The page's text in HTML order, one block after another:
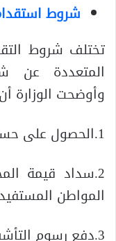
شروط
تختلف شروط
المتعددة عن
وأوضحت الوزارة
1.الحصول على حساب على
2.سداد قيمة
المواطن
3.دفع رسوم التأشيرة كذلك.